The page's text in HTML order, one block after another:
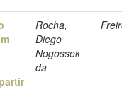
Rocha,
Diego
Nogossek
da